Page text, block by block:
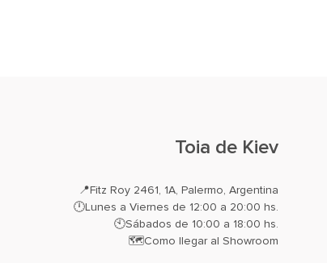
Toia de Kiev
📍Fitz Roy 2461, 1A, Palermo, Argentina
🕛Lunes a Viernes de 12:00 a 20:00 hs.
🕙Sábados de 10:00 a 18:00 hs.
🗺️Como llegar al Showroom